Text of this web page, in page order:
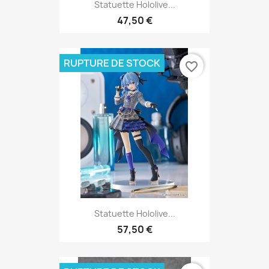
Statuette Hololive...
47,50 €
Statuette Hololive...
57,50 €
RUPTURE DE STOCK favorite_border